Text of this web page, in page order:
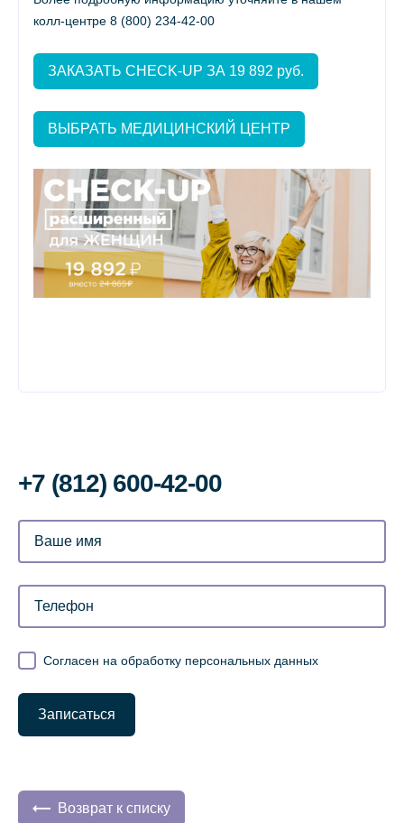
колл-центре 8 (800) 234-42-00
ЗАКАЗАТЬ CHECK-UP ЗА 19 892 руб.
ВЫБРАТЬ МЕДИЦИНСКИЙ ЦЕНТР
+7 (812) 600-42-00
Согласен на обработку персональных данных
Записаться
Возврат к списку